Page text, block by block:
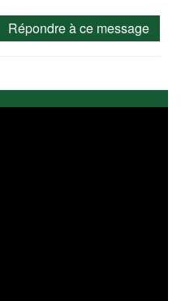
Répondre à ce message